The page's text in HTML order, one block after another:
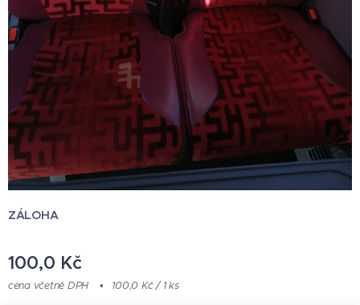
ZÁLOHA
100,0 Kč
cena včetně DPH 100,0 Kč / 1 ks